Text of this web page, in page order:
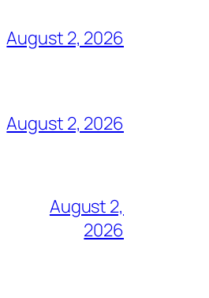
August 2, 2026
August 2, 2026
August 2,
2026